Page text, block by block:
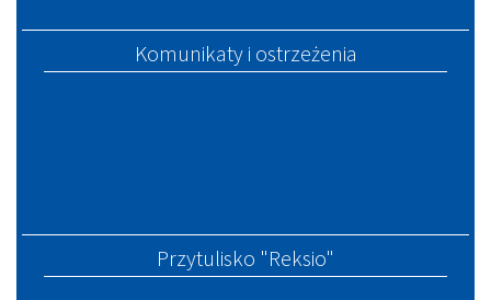
Komunikaty i ostrzeżenia
Przytulisko "Reksio"